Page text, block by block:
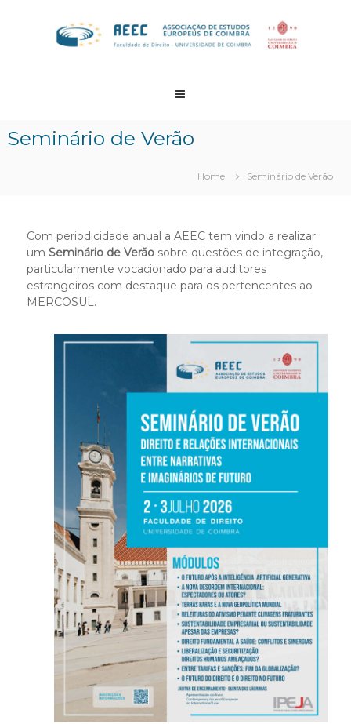
de
Seminário de Verão
Home Seminário de Verão
Com periodicidade anual a AEEC tem vindo a realizar
um Seminário de Verãosobre questões de integração,
particularmente vocacionado para auditores
estrangeiros com destaque para os pertencentes ao
MERCOSUL.